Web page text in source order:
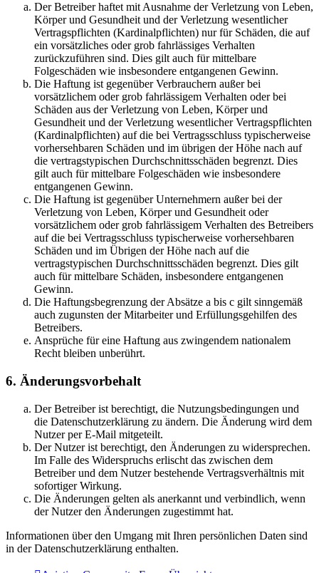
Der Betreiber haftet mit Ausnahme der Verletzung von Leben,
Körper und Gesundheit und der Verletzung wesentlicher
Vertragspflichten (Kardinalpflichten) nur für Schäden, die auf
ein vorsätzliches oder grob fahrlässiges Verhalten
zurückzuführen sind. Dies gilt auch für mittelbare
Folgeschäden wie insbesondere entgangenen Gewinn.
Die Haftung ist gegenüber Verbrauchern außer bei
vorsätzlichem oder grob fahrlässigem Verhalten oder bei
Schäden aus der Verletzung von Leben, Körper und
Gesundheit und der Verletzung wesentlicher Vertragspflichten
(Kardinalpflichten) auf die bei Vertragsschluss typischerweise
vorhersehbaren Schäden und im übrigen der Höhe nach auf
die vertragstypischen Durchschnittsschäden begrenzt. Dies
gilt auch für mittelbare Folgeschäden wie insbesondere
entgangenen Gewinn.
Die Haftung ist gegenüber Unternehmern außer bei der
Verletzung von Leben, Körper und Gesundheit oder
vorsätzlichem oder grob fahrlässigem Verhalten des Betreibers
auf die bei Vertragsschluss typischerweise vorhersehbaren
Schäden und im Übrigen der Höhe nach auf die
vertragstypischen Durchschnittsschäden begrenzt. Dies gilt
auch für mittelbare Schäden, insbesondere entgangenen
Gewinn.
Die Haftungsbegrenzung der Absätze a bis c gilt sinngemäß
auch zugunsten der Mitarbeiter und Erfüllungsgehilfen des
Betreibers.
Ansprüche für eine Haftung aus zwingendem nationalem
Recht bleiben unberührt.
6. Änderungsvorbehalt
Der Betreiber ist berechtigt, die Nutzungsbedingungen und
die Datenschutzerklärung zu ändern. Die Änderung wird dem
Nutzer per E-Mail mitgeteilt.
Der Nutzer ist berechtigt, den Änderungen zu widersprechen.
Im Falle des Widerspruchs erlischt das zwischen dem
Betreiber und dem Nutzer bestehende Vertragsverhältnis mit
sofortiger Wirkung.
Die Änderungen gelten als anerkannt und verbindlich, wenn
der Nutzer den Änderungen zugestimmt hat.
Informationen über den Umgang mit Ihren persönlichen Daten sind
in der Datenschutzerklärung enthalten.